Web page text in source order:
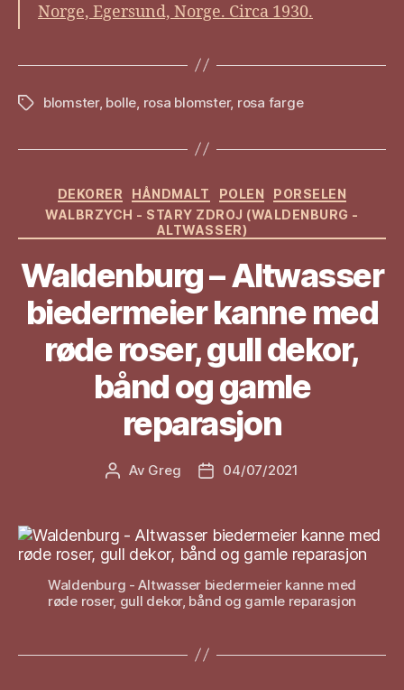
Norge, Egersund, Norge. Circa 1930.
Stikkordblomster, bolle, rosa blomster, rosa farge
Kategorier
DEKORER HÅNDMALT POLEN
PORSELEN
WALBRZYCH - STARY ZDROJ (WALDENBURG -
ALTWASSER)
Waldenburg – Altwasser
biedermeier kanne med
røde roser, gull dekor,
bånd og gamle
reparasjon
Innleggsforfatter
Av Greg Publiseringsdato
04/07/2021
Waldenburg - Altwasser biedermeier kanne med
røde roser, gull dekor, bånd og gamle reparasjon